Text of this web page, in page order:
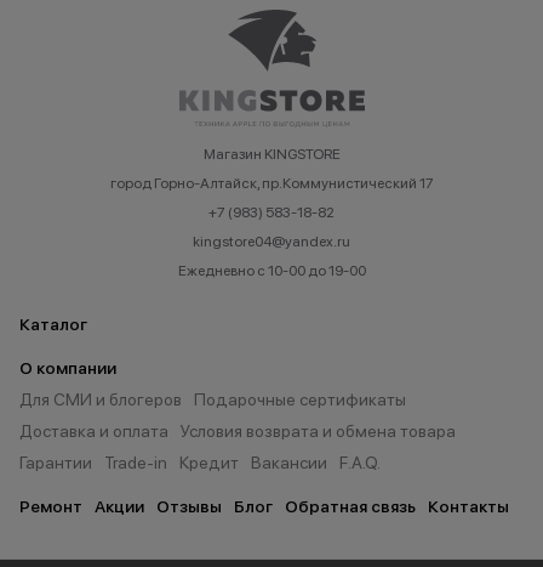
Магазин KINGSTORE
город Горно-Алтайск, пр.Коммунистический 17
+7 (983) 583-18-82
kingstore04@yandex.ru
Ежедневно с 10-00 до 19-00
Каталог
О компании
Для СМИ и блогеров
Подарочные сертификаты
Доставка и оплата
Условия возврата и обмена товара
Гарантии
Trade-in Кредит Вакансии F.A.Q.
Ремонт Акции Отзывы Блог Обратная связь Контакты